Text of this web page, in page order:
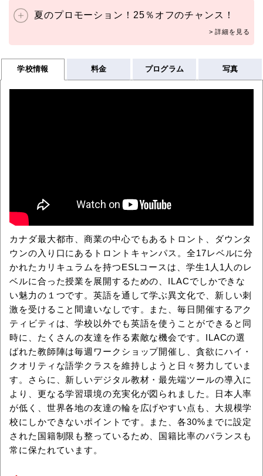
夏のプロモーション！25％オフのチャンス！
学校情報 料金 プログラム 写真
カナダ最大都市、商業の中心でもあるトロント、ダウンタ
ウンの入り口にあるトロントキャンパス。全17レベルに分
かれたカリキュラムを持つESLコースは、学生1人1人のレ
ベルに合った授業を展開するための、ILACでしかできな
い魅力の１つです。英語を通して学ぶ異文化で、新しい刺
激を受けること間違いなしです。また、毎日開催するアク
ティビティは、学校以外でも英語を使うことができると同
時に、たくさんの友達を作る素敵な機会です。ILACの選
ばれた教師陣は毎週ワークショップ開催し、貪欲にハイ・
クオリティな語学クラスを維持しようと日々努力していま
す。さらに、新しいデジタル教材・最先端ツールの導入に
より、更なる学習環境の充実化が図られました。日本人率
が低く、世界各地の友達の輪を広げやすい点も、大規模学
校にしかできないポイントです。また、各30%までに設定
された国籍制限も整っているため、国籍比率のバランスも
常に保たれています。